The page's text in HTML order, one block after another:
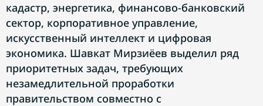
кадастр, энергетика, финансово-банковский
сектор, корпоративное управление,
искусственный интеллект и цифровая
экономика. Шавкат Мирзиёев выделил ряд
приоритетных задач, требующих
незамедлительной проработки
правительством совместно с